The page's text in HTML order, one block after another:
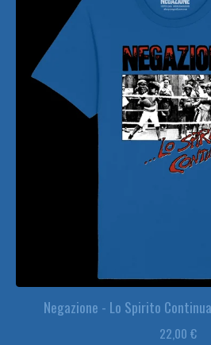
Negazione - Lo Spirito
22,00 €